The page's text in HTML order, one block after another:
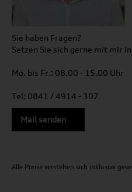
Sie haben Fragen?
Setzen Sie sich gerne mit mir
Mo. bis Fr.: 08.00 - 15.00 Uhr
Tel: 0841 / 4914 - 307
Mail senden
Alle Preise verstehen sich inklusive